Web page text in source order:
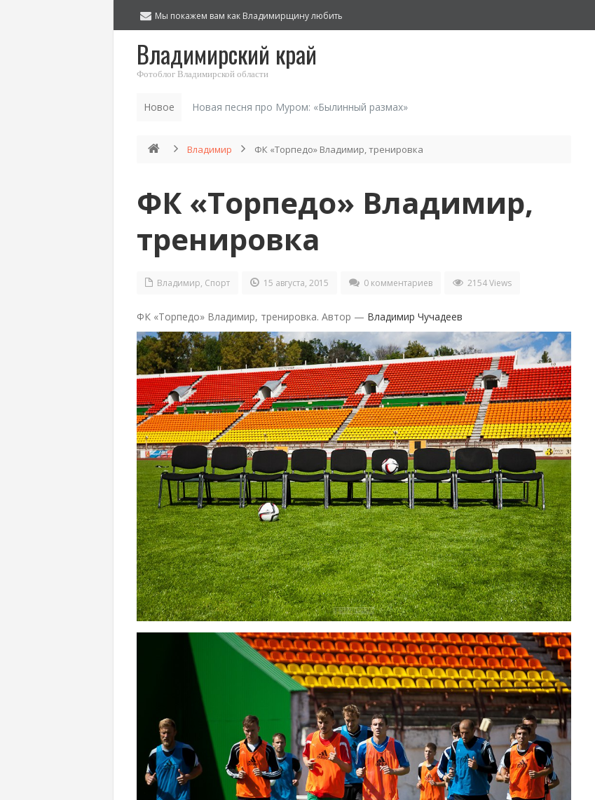
Мы покажем вам как Владимирщину любить
Владимирский край
Фотоблог Владимирской области
Новое Новая песня про Муром: «Былинный размах»
Владимир ФК «Торпедо» Владимир, тренировка
ФК «Торпедо» Владимир,
тренировка
Владимир, Спорт 15 августа, 2015 0 комментариев 2154 Views
ФК «Торпедо» Владимир, тренировка. Автор — Владимир Чучадеев